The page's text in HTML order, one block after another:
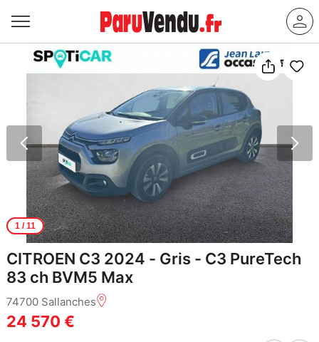
1/ 11
CITROEN C3 2024 - Gris - C3 PureTech
83 ch BVM5 Max
74700 Sallanches
24 570 €